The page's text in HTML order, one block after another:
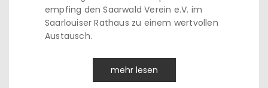
empfing den Saarwald Verein e.V. im
Saarlouiser Rathaus zu einem wertvollen
Austausch.
mehr lesen